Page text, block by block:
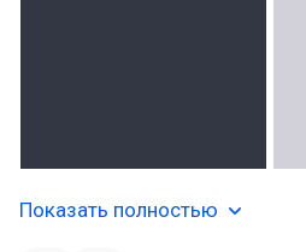
Показать полностью